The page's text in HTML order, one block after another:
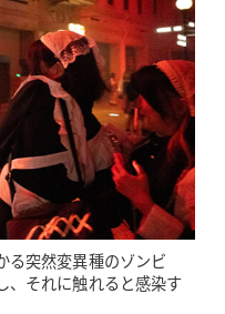
る突然変異種のゾンビ
、それに触れると感染す